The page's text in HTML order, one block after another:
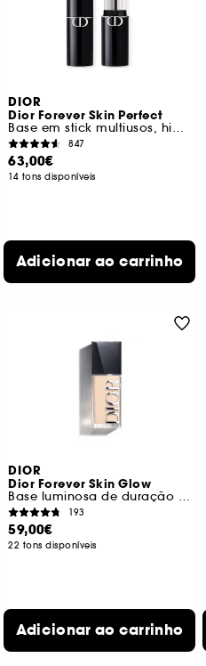
DIOR
Dior Forever Skin Perfect
Base em stick multiusos, hidratação durante 24 horas
847
63,00€
14 tons disponíveis
Adicionar ao carrinho
DIOR
Dior Forever Skin Glow
Base luminosa de duração de 24h e hidratação de 48h
193
59,00€
22 tons disponíveis
Adicionar ao carrinho